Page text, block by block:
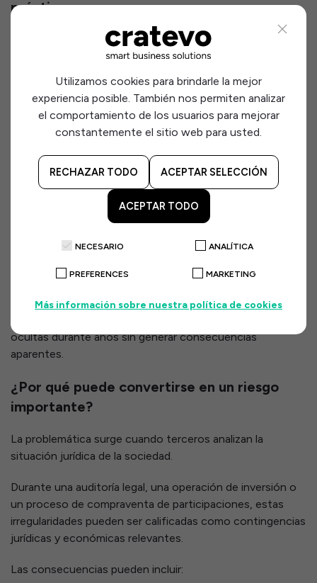
práctica
En las revisiones societarias y auditorías legales es
habitual encontrar situaciones como las siguientes:
Estatutos que no contemplan adecuadamente la
remuneración del administrador.
Cláusulas excesivamente genéricas o incompletas.
máximo anual.
Retribuciones percibidas sin cobertura estatutaria
Administradores ejecutivos sin contrato
formalizado.
Contratos desactualizados respecto a las funciones
ocultas durante años sin generar consecuencias
aparentes.
¿Por qué puede convertirse en un riesgo
importante?
La problemática surge cuando terceros analizan la
situación jurídica de la sociedad.
Durante una auditoría legal, una operación de inversión o
un proceso de compraventa de participaciones, estas
irregularidades pueden ser calificadas como contingencias
jurídicas y económicas relevantes.
Las consecuencias pueden incluir:
Utilizamos cookies para brindarle la mejor
experiencia posible. También nos permiten analizar
el comportamiento de los usuarios para mejorar
constantemente el sitio web para usted.
RECHAZAR TODO ACEPTAR SELECCIÓN
ACEPTAR TODO
NECESARIO ANALÍTICA
PREFERENCES MARKETING
Más información sobre nuestra política de cookies